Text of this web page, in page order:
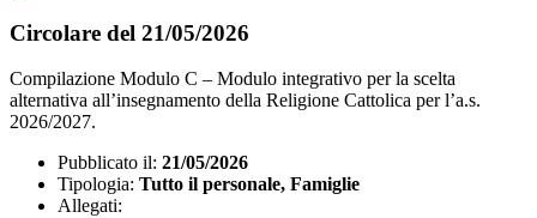
Circolare del 21/05/2026
Compilazione Modulo C – Modulo integrativo per la scelta
alternativa all’insegnamento della Religione Cattolica per l’a.s.
2026/2027.
Pubblicato il: 21/05/2026
Tipologia: Tutto il personale, Famiglie
Allegati: